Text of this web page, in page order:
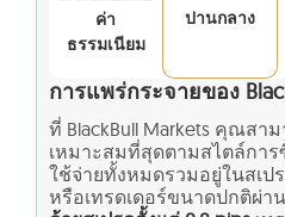
ค่า
ธรรมเนียม
ปานกลาง
การแพร่กระจายของ
ที่ BlackBull Markets คุณสา
เหมาะสมที่สุดตามสไตล์กา
ใช้จ่ายทั้งหมดรวมอยู่ในสเป
หรือเทรดเดอร์ขนาดปกติผ่